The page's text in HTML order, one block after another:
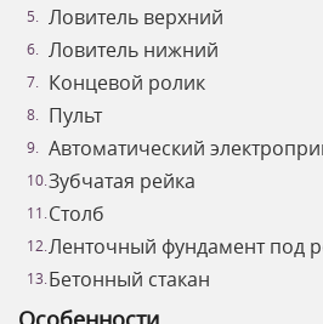
Ловитель верхний
Ловитель нижний
Концевой ролик
Пульт
Автоматический
Зубчатая рейка
Столб
Ленточный фундамент под
Бетонный стакан